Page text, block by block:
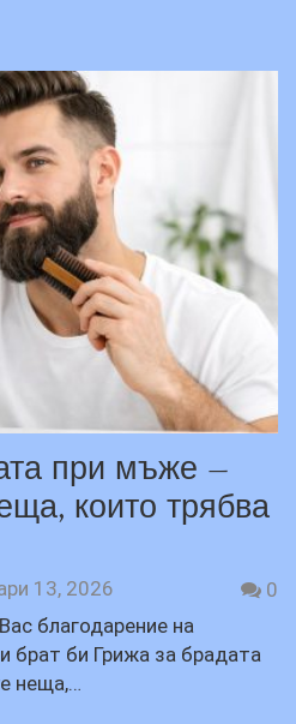
при мъже –
които трябва
13, 2026
0
благодарение на
брат би Грижа за брадата
неща,…